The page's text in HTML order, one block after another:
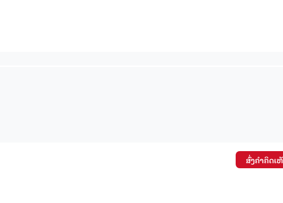
ສົ່ງຄໍາຄິດເ